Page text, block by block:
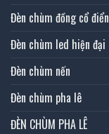
Đèn chùm đồng cổ điển
Đèn chùm led hiện đại
Đèn chùm nến
Đèn chùm pha lê
ĐÈN CHÙM PHA LÊ